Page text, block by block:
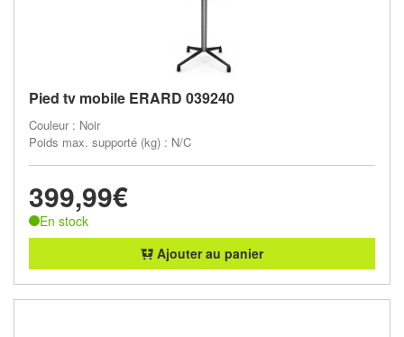
Pied tv mobile ERARD 039240
Couleur : Noir
Poids max. supporté (kg) : N/C
399,99€
En stock
Ajouter au panier